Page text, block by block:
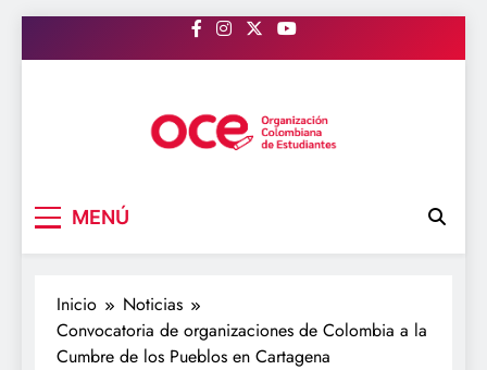
al
MENÚ
Inicio
Noticias
Convocatoria de organizaciones de Colombia a la
Cumbre de los Pueblos en Cartagena